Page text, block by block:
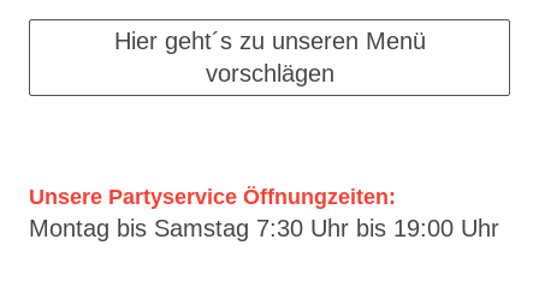
Hier geht´s zu unseren Menü
vorschlägen
Unsere Partyservice Öffnungzeiten:
Montag bis Samstag 7:30 Uhr bis 19:00 Uhr